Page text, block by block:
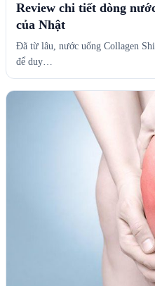
Review chi tiết dòng
của Nhật
Đã từ lâu, nước uống Collagen
để duy…